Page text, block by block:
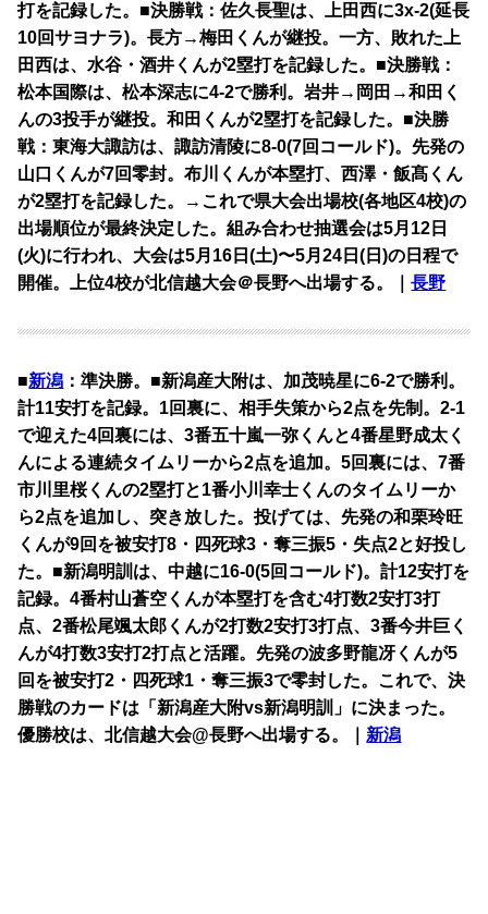
打を記録した。■決勝戦：佐久長聖は、上田西に3x-2(延長
10回サヨナラ)。長方→梅田くんが継投。一方、敗れた上
田西は、水谷・酒井くんが2塁打を記録した。■決勝戦：
松本国際は、松本深志に4-2で勝利。岩井→岡田→和田く
んの3投手が継投。和田くんが2塁打を記録した。■決勝
戦：東海大諏訪は、諏訪清陵に8-0(7回コールド)。先発の
山口くんが7回零封。布川くんが本塁打、西澤・飯髙くん
が2塁打を記録した。→これで県大会出場校(各地区4校)の
出場順位が最終決定した。組み合わせ抽選会は5月12日
(火)に行われ、大会は5月16日(土)〜5月24日(日)の日程で
開催。上位4校が北信越大会＠長野へ出場する。｜長野
■新潟 ：準決勝。■新潟産大附は、加茂暁星に6-2で勝利。
計11安打を記録。1回裏に、相手失策から2点を先制。2-1
で迎えた4回裏には、3番五十嵐一弥くんと4番星野成太く
んによる連続タイムリーから2点を追加。5回裏には、7番
市川里桜くんの2塁打と1番小川幸士くんのタイムリーか
ら2点を追加し、突き放した。投げては、先発の和栗玲旺
くんが9回を被安打8・四死球3・奪三振5・失点2と好投し
た。■新潟明訓は、中越に16-0(5回コールド)。計12安打を
記録。4番村山蒼空くんが本塁打を含む4打数2安打3打
点、2番松尾颯太郎くんが2打数2安打3打点、3番今井巨く
んが4打数3安打2打点と活躍。先発の波多野龍冴くんが5
回を被安打2・四死球1・奪三振3で零封した。これで、決
勝戦のカードは「新潟産大附vs新潟明訓」に決まった。
優勝校は、北信越大会@長野へ出場する。｜ 新潟